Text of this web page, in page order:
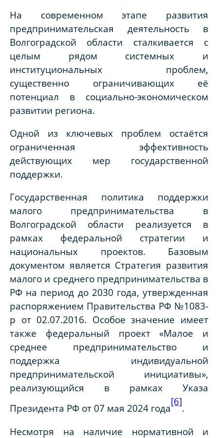
На современном этапе развития
предпринимательская деятельность в
Волгоградской области сталкивается с
целым рядом системных и
институциональных проблем,
существенно ограничивающих её
потенциал в социально-экономическом
развитии региона.
Одной из ключевых проблем остаётся
ограниченная эффективность
действующих мер государственной
поддержки.
Государственная политика поддержки
малого предпринимательства в
Волгоградской области реализуется в
рамках федеральной стратегии и
национальных проектов. Базовым
документом является Стратегия развития
малого и среднего предпринимательства в
РФ на период до 2030 года, утвержденная
распоряжением Правительства РФ №1083-
р от 02.07.2016. Особое значение имеет
также федеральный проект «Малое и
среднее предпринимательство и
поддержка индивидуальной
предпринимательской инициативы»,
реализующийся в рамках Указа
Президента РФ от 07 мая 2024 года
[6]
.
Несмотря на наличие нормативной и